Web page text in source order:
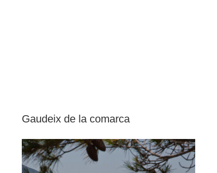
Gaudeix de la comarca